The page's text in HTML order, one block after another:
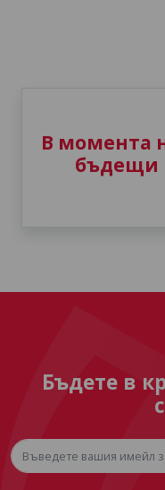
В момента
бъдещи
Бъдете в